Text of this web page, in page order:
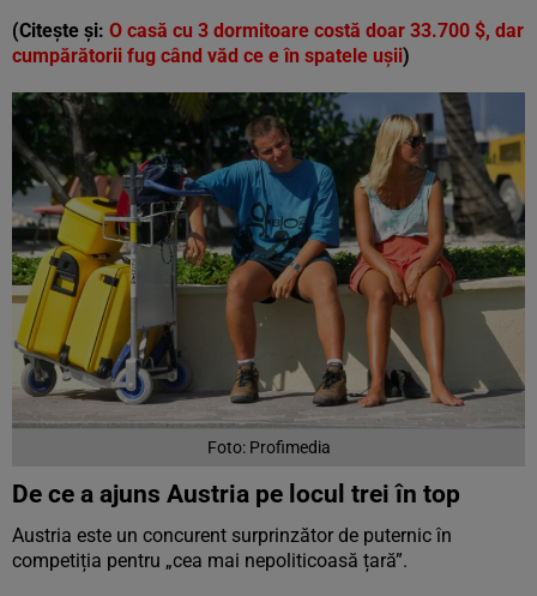
(Citește și: O casă cu 3 dormitoare costă doar 33.700 $, dar
cumpărătorii fug când văd ce e în spatele ușii)
Foto: Profimedia
De ce a ajuns Austria pe locul trei în top
Austria este un concurent surprinzător de puternic în
competiția pentru „cea mai nepoliticoasă țară”.